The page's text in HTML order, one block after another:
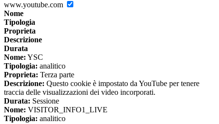
www.youtube.com
Nome
Tipologia
Proprieta
Descrizione
Durata
Nome: YSC
Tipologia: analitico
Proprieta: Terza parte
Descrizione: Questo cookie è impostato da YouTube per tenere
traccia delle visualizzazioni dei video incorporati.
Durata: Sessione
Nome: VISITOR_INFO1_LIVE
Tipologia: analitico